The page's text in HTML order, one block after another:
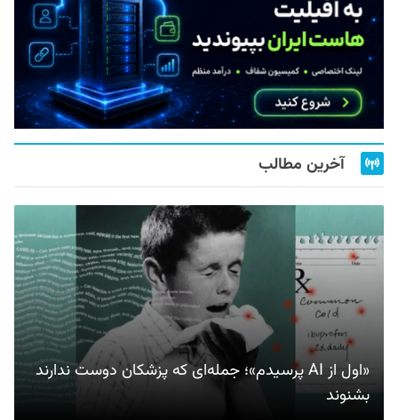
آخرین مطالب
«اول از AI پرسیدم»؛ جمله‌ای که پزشکان دوست ندارند
بشنوند